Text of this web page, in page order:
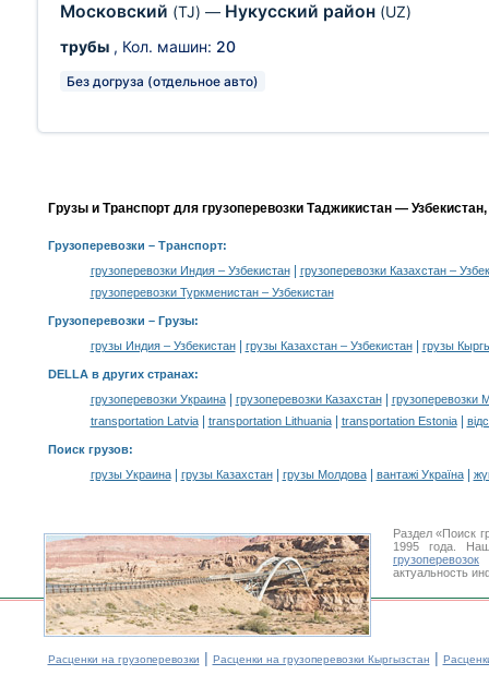
Московский (TJ) — Нукусский район (UZ)
трубы , Кол. машин: 20
Без догруза (отдельное авто)
Грузы и Транспорт для грузоперевозки Таджикистан —
Грузоперевозки – Транспорт:
грузоперевозки Индия – Узбекистан|
грузоперевозки Казахстан –
грузоперевозки Туркменистан – Узбекистан
Грузоперевозки – Грузы:
грузы Индия – Узбекистан| грузы Казахстан – Узбекистан| грузы
DELLA в других странах:
грузоперевозки Украина| грузоперевозки Казахстан|
грузоперевозки
transportation Latvia| transportation Lithuania| transportation Estonia|
Поиск грузов:
грузы Украина| грузы Казахстан| грузы Молдова| вантажі Україна|
Раздел «Поиск
1995 года.
грузоперевозок
актуальность
Расценки на грузоперевозки | Расценки на грузоперевозки Кыргызстан |